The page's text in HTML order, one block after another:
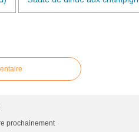
prochainement